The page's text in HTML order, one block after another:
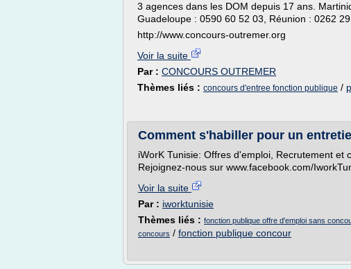
3 agences dans les DOM depuis 17 ans.
Guadeloupe : 0590 60 52 03, Réunion : 0262 29
http://www.concours-outremer.org
Voir la suite
Par : CONCOURS OUTREMER
Thèmes liés : concours d'entree fonction publique /
Comment s'habiller pour un
iWorK Tunisie: Offres d'emploi, Recrutement et
Rejoignez-nous sur www.facebook.com/
Voir la suite
Par : iworktunisie
Thèmes liés : fonction publique offre d'emploi sans
concours / fonction publique concour